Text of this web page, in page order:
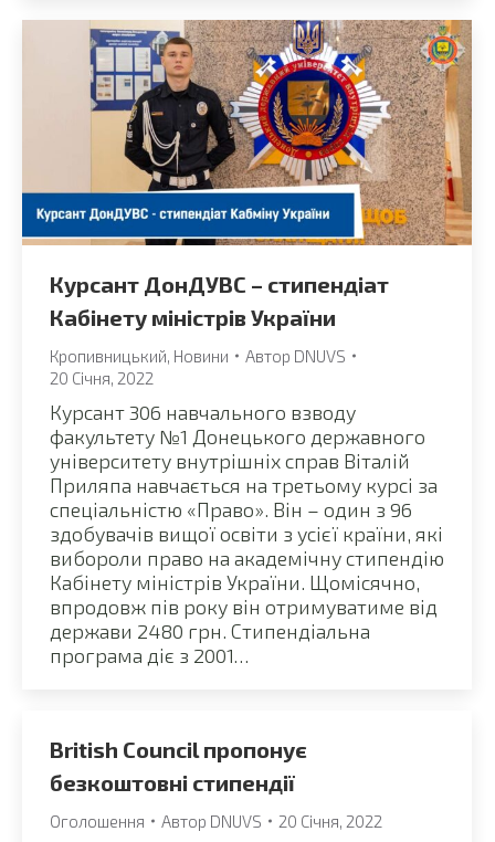
Курсант ДонДУВС – стипендіат
Кабінету міністрів України
Кропивницький Новини Автор DNUVS
20 Січня, 2022
Курсант 306 навчального взводу
факультету №1 Донецького державного
університету внутрішніх справ Віталій
Приляпа навчається на третьому курсі за
спеціальністю «Право». Він – один з 96
здобувачів вищої освіти з усієї країни, які
вибороли право на академічну стипендію
Кабінету міністрів України. Щомісячно,
впродовж пів року він отримуватиме від
держави 2480 грн. Стипендіальна
програма діє з 2001…
British Council пропонує
безкоштовні стипендії
Оголошення Автор DNUVS 20 Січня, 2022